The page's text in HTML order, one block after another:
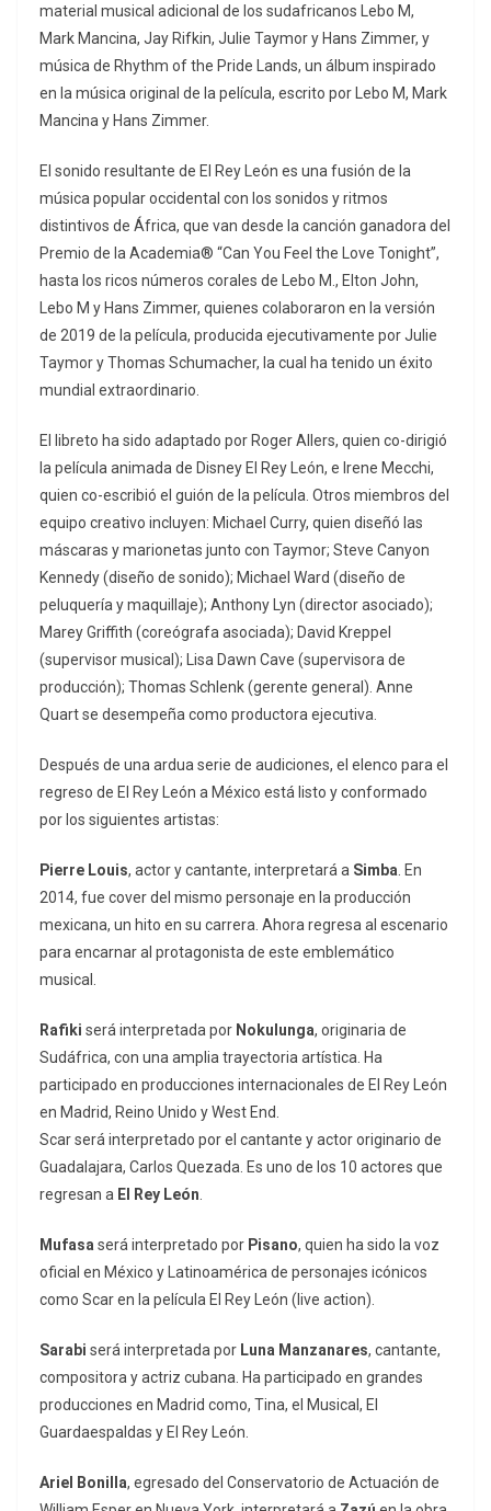
material musical adicional de los sudafricanos Lebo M,
Mark Mancina, Jay Rifkin, Julie Taymor y Hans Zimmer, y
música de Rhythm of the Pride Lands, un álbum inspirado
en la música original de la película, escrito por Lebo M, Mark
Mancina y Hans Zimmer.
El sonido resultante de El Rey León es una fusión de la
música popular occidental con los sonidos y ritmos
distintivos de África, que van desde la canción ganadora del
Premio de la Academia® “Can You Feel the Love Tonight”,
hasta los ricos números corales de Lebo M., Elton John,
Lebo M y Hans Zimmer, quienes colaboraron en la versión
de 2019 de la película, producida ejecutivamente por Julie
Taymor y Thomas Schumacher, la cual ha tenido un éxito
mundial extraordinario.
El libreto ha sido adaptado por Roger Allers, quien co-dirigió
la película animada de Disney El Rey León, e Irene Mecchi,
quien co-escribió el guión de la película. Otros miembros del
equipo creativo incluyen: Michael Curry, quien diseñó las
máscaras y marionetas junto con Taymor; Steve Canyon
Kennedy (diseño de sonido); Michael Ward (diseño de
peluquería y maquillaje); Anthony Lyn (director asociado);
Marey Griffith (coreógrafa asociada); David Kreppel
(supervisor musical); Lisa Dawn Cave (supervisora de
producción); Thomas Schlenk (gerente general). Anne
Quart se desempeña como productora ejecutiva.
Después de una ardua serie de audiciones, el elenco para el
regreso de El Rey León a México está listo y conformado
por los siguientes artistas:
Pierre Louis, actor y cantante, interpretará a Simba . En
2014, fue cover del mismo personaje en la producción
mexicana, un hito en su carrera. Ahora regresa al escenario
para encarnar al protagonista de este emblemático
musical.
Rafiki será interpretada por Nokulunga, originaria de
Sudáfrica, con una amplia trayectoria artística. Ha
participado en producciones internacionales de El Rey León
en Madrid, Reino Unido y West End.
Scar será interpretado por el cantante y actor originario de
Guadalajara, Carlos Quezada. Es uno de los 10 actores que
regresan a El Rey León
Mufasa será interpretado por Pisano, quien ha sido la voz
oficial en México y Latinoamérica de personajes icónicos
como Scar en la película El Rey León (live action).
Sarabi será interpretada por Luna Manzanares, cantante,
compositora y actriz cubana. Ha participado en grandes
producciones en Madrid como, Tina, el Musical, El
Guardaespaldas y El Rey León.
Ariel Bonilla, egresado del Conservatorio de Actuación de